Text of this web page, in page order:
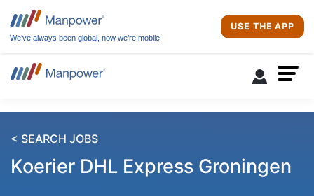
We’ve always been global, now we’re mobile!
USE THE APP
< SEARCH JOBS
Koerier DHL Express Groningen